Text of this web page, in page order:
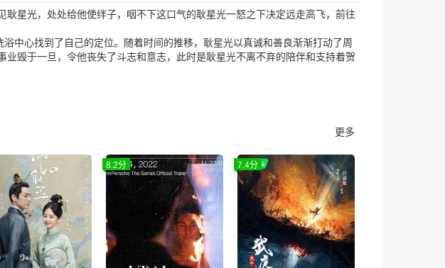
星光，处处给他使绊子，咽不下这口气的耿星光一怒之下决定远走高飞，前往
中心找到了自己的定位。随着时间的推移，耿星光以真诚和善良渐渐打动了周
毁于一旦，令他丧失了斗志和意志，此时是耿星光不离不弃的陪伴和支持着贺
更多
8.2分 7.4分